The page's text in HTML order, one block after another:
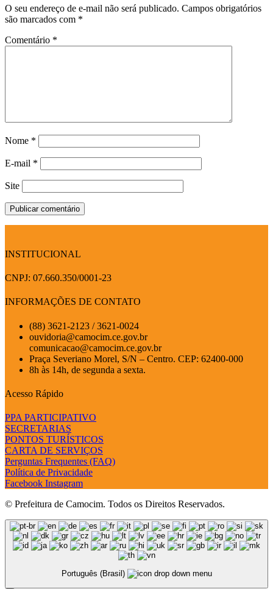
O seu endereço de e-mail não será publicado. Campos obrigatórios
são marcados com *
Comentário *
Nome *
E-mail *
Site
INSTITUCIONAL
CNPJ: 07.660.350/0001-23
INFORMAÇÕES DE CONTATO
(88) 3621-2123 / 3621-0024
ouvidoria@camocim.ce.gov.br
comunicacao@camocim.ce.gov.br
Praça Severiano Morel, S/N – Centro. CEP: 62400-000
8h às 14h, de segunda a sexta.
Acesso Rápido
PPA PARTICIPATIVO
SECRETARIAS
PONTOS TURÍSTICOS
CARTA DE SERVIÇOS
Perguntas Frequentes (FAQ)
Política de Privacidade
Facebook Instagram
© Prefeitura de Camocim. Todos os Direitos Reservados.
Português (Brasil)